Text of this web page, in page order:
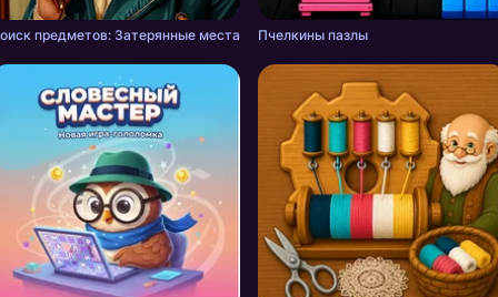
предметов: Затерянные места Пчелкины пазлы